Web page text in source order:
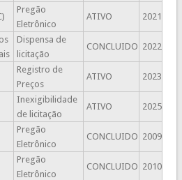
Pregão
Eletrônico
ATIVO 2021
Dispensa de
licitação
CONCLUIDO 2022
Registro de
Preços
ATIVO 2023
Inexigibilidade
de licitação
ATIVO 2025
Pregão
Eletrônico
CONCLUIDO 2009
Pregão
Eletrônico
CONCLUIDO 2010